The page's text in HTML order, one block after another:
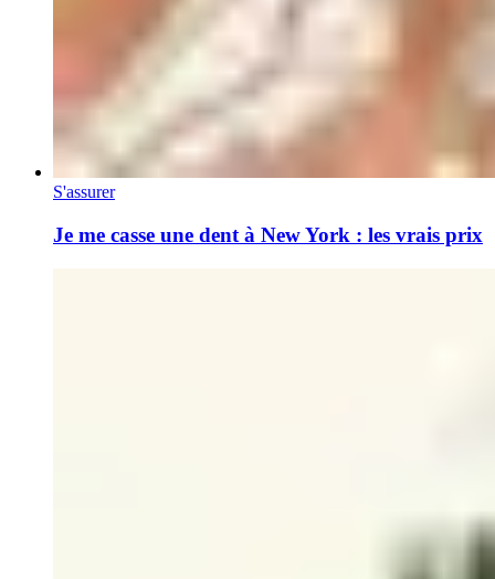
S'assurer
Je me casse une dent à New York : les vrais prix